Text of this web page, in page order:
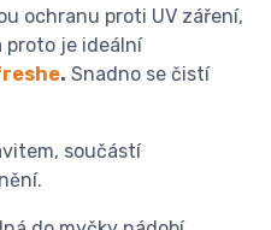
ochranu proti UV záření,
proto je ideální
. Snadno se čistí
součástí